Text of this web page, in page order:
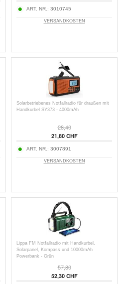
ART. NR.: 3010745
VERSANDKOSTEN
Solarbetriebenes Notfallradio für draußen mit
Handkurbel SY373 - 4000mAh
28,40
21,80 CHF
ART. NR.: 3007891
VERSANDKOSTEN
Lippa FM Notfallradio mit Handkurbel,
Solarpanel, Kompass und 10000mAh
Powerbank - Grün
57,80
52,30 CHF